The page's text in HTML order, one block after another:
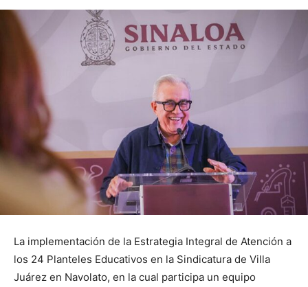
La implementación de la Estrategia Integral de Atención a
los 24 Planteles Educativos en la Sindicatura de Villa
Juárez en Navolato, en la cual participa un equipo